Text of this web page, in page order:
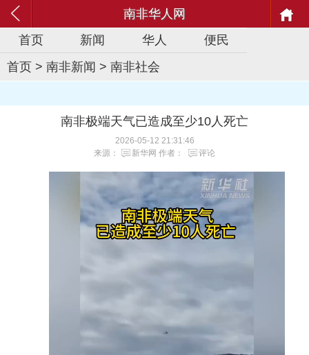
南非华人网
首页
新闻 华人
便民
首页 > 南非新闻 > 南非社会
南非极端天气已造成至少10人死亡
2026-05-12 21:31:46
来源：
新华网 作者： 评论